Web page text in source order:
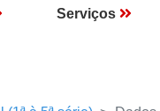
Serviços